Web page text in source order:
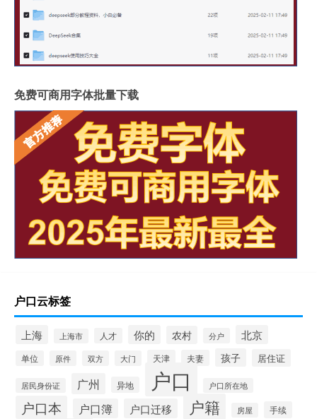
免费可商用字体批量下载
户口云标签
上海 上海市 人才 你的 农村 分户 北京
单位 原件 双方 大门 天津 夫妻 孩子 居住证
居民身份证 广州 异地 户口 户口所在地
户口本 户口簿 户口迁移 户籍 房屋 手续